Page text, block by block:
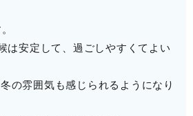
は安定して、過ごしやすくてよい
の雰囲気も感じられるようになり